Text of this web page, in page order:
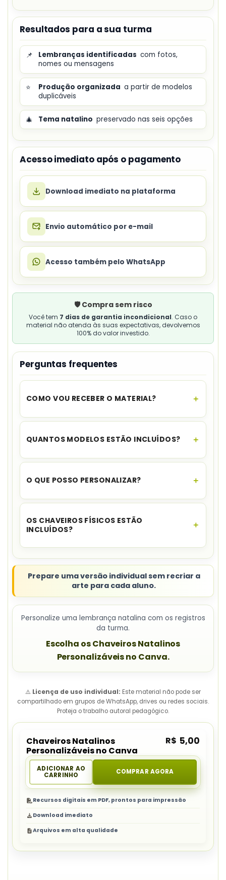
Resultados para a sua turma
📌 Lembranças identificadas com fotos,
nomes ou mensagens
⭐ Produção organizada a partir de modelos
duplicáveis
🎄 Tema natalino preservado nas seis opções
Acesso imediato após o pagamento
Download imediato na plataforma
Envio automático por e-mail
Acesso também pelo WhatsApp
🛡️ Compra sem risco
Você tem 7 dias de garantia incondicional. Caso o
material não atenda às suas expectativas, devolvemos
100% do valor investido.
Perguntas frequentes
COMO VOU RECEBER O MATERIAL?
O acesso é instantâneo.Assim que o
para download no seu e-mail e no WhatsApp,
QUANTOS MODELOS ESTÃO INCLUÍDOS?
O material reúneseis modeloscom tema
O QUE POSSO PERSONALIZAR?
Os modelos permitem editarfotos, nomes e
OS CHAVEIROS FÍSICOS ESTÃO
INCLUÍDOS?
para personalização e impressão; os acessórios
físicos não acompanham o produto.
Prepare uma versão individual sem recriar a
arte para cada aluno.
Personalize uma lembrança natalina com os registros
da turma.
Escolha os Chaveiros Natalinos
Personalizáveis no Canva.
⚠️ Licença de uso individual: Este material não pode ser
compartilhado em grupos de WhatsApp, drives ou redes sociais.
Proteja o trabalho autoral pedagógico.
Chaveiros Natalinos
Personalizáveis no Canva
R$ 5,00
ADICIONAR AO
CARRINHO
COMPRAR AGORA
Recursos digitais em PDF, prontos para impressão
Download imediato
Arquivos em alta qualidade